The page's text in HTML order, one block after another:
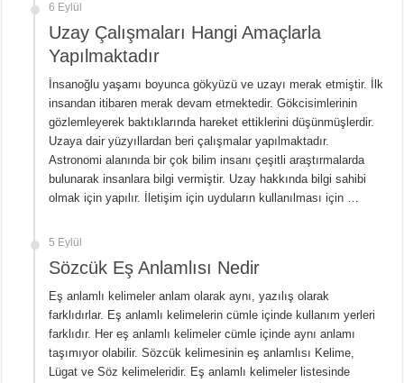
6 Eylül
Uzay Çalışmaları Hangi Amaçlarla
Yapılmaktadır
İnsanoğlu yaşamı boyunca gökyüzü ve uzayı merak etmiştir. İlk
insandan itibaren merak devam etmektedir. Gökcisimlerinin
gözlemleyerek baktıklarında hareket ettiklerini düşünmüşlerdir.
Uzaya dair yüzyıllardan beri çalışmalar yapılmaktadır.
Astronomi alanında bir çok bilim insanı çeşitli araştırmalarda
bulunarak insanlara bilgi vermiştir. Uzay hakkında bilgi sahibi
olmak için yapılır. İletişim için uyduların kullanılması için …
5 Eylül
Sözcük Eş Anlamlısı Nedir
Eş anlamlı kelimeler anlam olarak aynı, yazılış olarak
farklıdırlar. Eş anlamlı kelimelerin cümle içinde kullanım yerleri
farklıdır. Her eş anlamlı kelimeler cümle içinde aynı anlamı
taşımıyor olabilir. Sözcük kelimesinin eş anlamlısı Kelime,
Lügat ve Söz kelimeleridir. Eş anlamlı kelimeler listesinde